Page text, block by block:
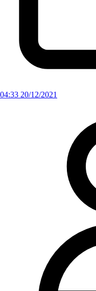
04:33 20/12/2021